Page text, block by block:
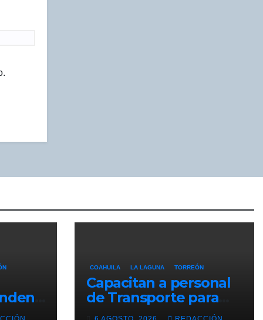
COAHUILA LA LAGUNA TORREÓN
Capacitan a personal
de Transporte para
fortalecer la atención